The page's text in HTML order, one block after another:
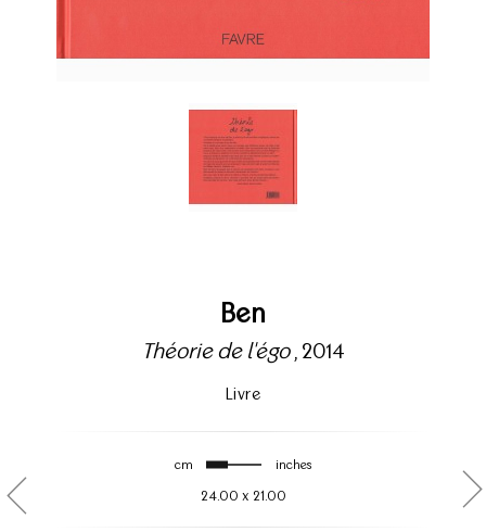
Ben
Théorie de l'égo, 2014
Livre
cm inches
24.00 x 21.00